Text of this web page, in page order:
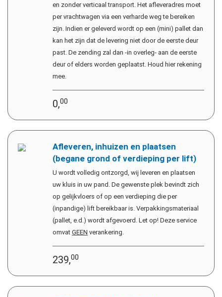
en zonder verticaal transport. Het afleveradres moet
per vrachtwagen via een verharde weg te bereiken
zijn. Indien er geleverd wordt op een (mini) pallet dan
kan het zijn dat de levering niet door de eerste deur
past. De zending zal dan -in overleg- aan de eerste
deur of elders worden geplaatst. Houd hier rekening
mee.
0,00
Afleveren, inhuizen en plaatsen
(begane grond of verdieping per lift)
U wordt volledig ontzorgd, wij leveren en plaatsen
uw kluis in uw pand. De gewenste plek bevindt zich
op gelijkvloers of op een verdieping die per
(inpandige) lift bereikbaar is. Verpakkingsmateriaal
(pallet, e.d.) wordt afgevoerd. Let op! Deze service
omvat GEEN verankering.
239,00